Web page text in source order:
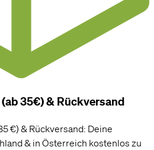
35€) & Rückversand
€) & Rückversand: Deine
& in Österreich kostenlos zu